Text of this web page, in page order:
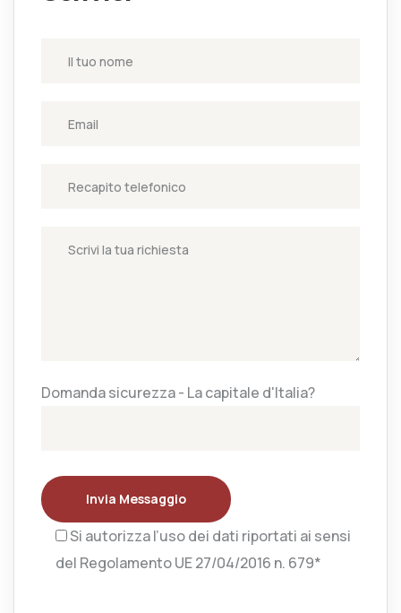
Domanda sicurezza - La capitale d'Italia?
Invia Messaggio
Si autorizza l’uso dei dati riportati ai sensi
del Regolamento UE 27/04/2016 n. 679*